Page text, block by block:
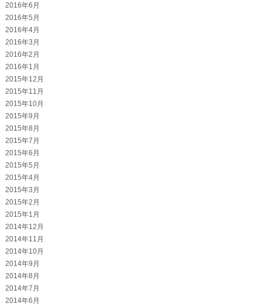
2016年6月
2016年5月
2016年4月
2016年3月
2016年2月
2016年1月
2015年12月
2015年11月
2015年10月
2015年9月
2015年8月
2015年7月
2015年6月
2015年5月
2015年4月
2015年3月
2015年2月
2015年1月
2014年12月
2014年11月
2014年10月
2014年9月
2014年8月
2014年7月
2014年6月